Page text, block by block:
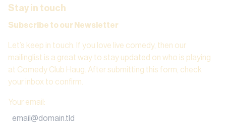
Stay in touch
Subscribe to our Newsletter
Let’s keep in touch. If you love live comedy, then our
mailinglist is a great way to stay updated on who is playing
at Comedy Club Haug. After submitting this form, check
your inbox to confirm.
Your email :